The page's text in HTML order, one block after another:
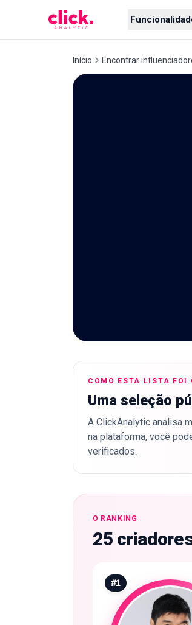
Início Encontrar
COMO ESTA LISTA FOI
Uma seleção
A ClickAnalytic analisa
na plataforma, você
verificados.
O RANKING
25
#1